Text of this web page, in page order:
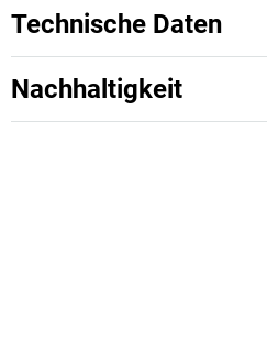
Technische Daten
Nachhaltigkeit